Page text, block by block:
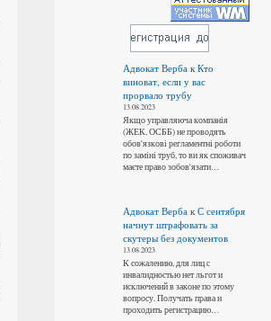
Адвокат ВербакКто
виноват, если у вас
прорвало трубу
13.08.2023
Якщо управляюча компанія
(ЖЕК, ОСББ) не проводять
обов'язкові регламентні роботи
по заміні труб, то ви як споживач
маєте право зобов'язати…
Адвокат Вербак С сентября
начнут штрафовать за
скутеры без документов
13.08.2023
К сожалению, для лиц с
инвалидностью нет льгот и
исключений в законе по этому
вопросу. Получать права и
проходить регистрацию…